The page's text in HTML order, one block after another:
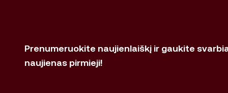
Prenumeruokite naujienlaiškį ir gaukite
naujienas pirmieji!